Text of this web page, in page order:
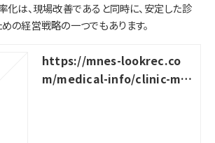
化は、現場改善であると同時に、安定した診
の経営戦略の一つでもあります。
https://mnes-lookrec.co
m/medical-info/clinic-ma